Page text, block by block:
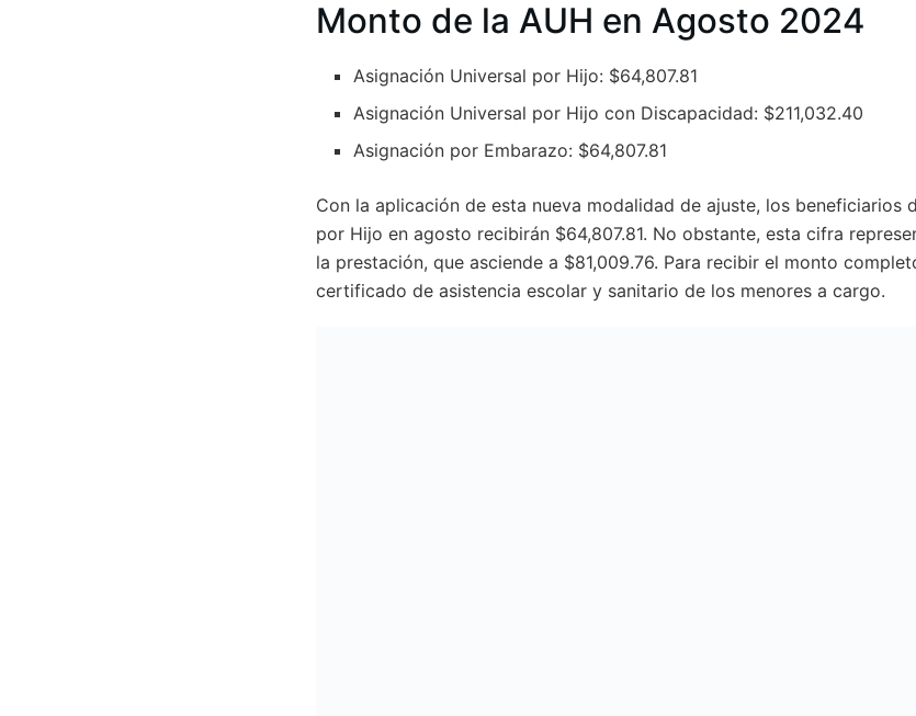
Monto de la AUH en Agosto 2024
Asignación Universal por Hijo: $64,807.81
Asignación Universal por Hijo con Discapacidad: $211,032.40
Asignación por Embarazo: $64,807.81
Con la aplicación de esta nueva modalidad de ajuste, los beneficiarios
por Hijo en agosto recibirán $64,807.81. No obstante, esta cifra
la prestación, que asciende a $81,009.76. Para recibir el monto
certificado de asistencia escolar y sanitario de los menores a cargo.